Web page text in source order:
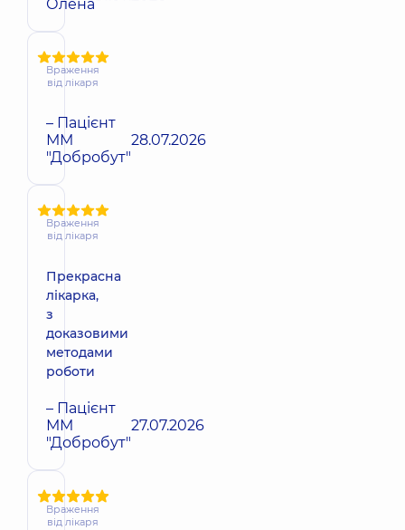
Олена
Враження
від лікаря
– Пацієнт
ММ
"Добробут"
28.07.2026
Враження
від лікаря
Прекрасна
лікарка,
з
доказовими
методами
роботи
– Пацієнт
ММ
"Добробут"
27.07.2026
Враження
від лікаря